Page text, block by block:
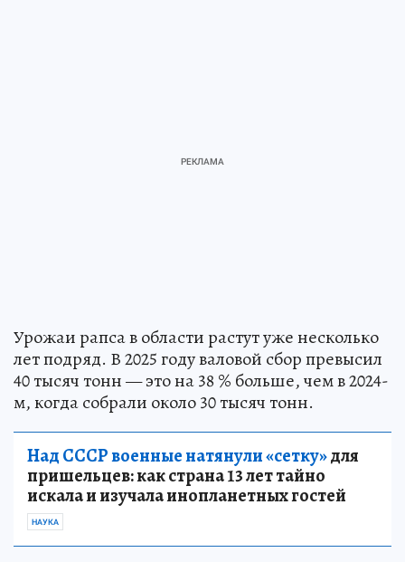
Урожаи рапса в области растут уже несколько
лет подряд. В 2025 году валовой сбор превысил
40 тысяч тонн — это на 38 % больше, чем в 2024-
м, когда собрали около 30 тысяч тонн.
Над СССР военные натянули «сетку»для
пришельцев: как страна 13 лет тайно
искала и изучала инопланетных гостей
НАУКА